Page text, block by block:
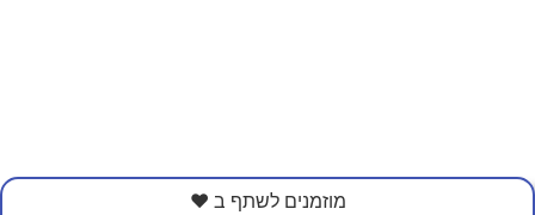
מוזמנים לשתף ב ❤